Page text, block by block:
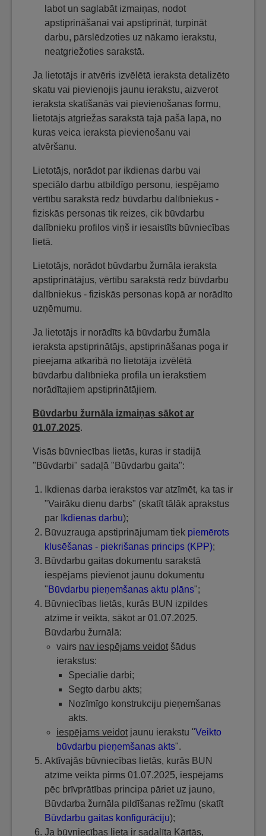
labot un saglabāt izmaiņas, nodot
apstiprināšanai vai apstiprināt, turpināt
darbu, pārslēdzoties uz nākamo ierakstu,
neatgriežoties sarakstā.
Ja lietotājs ir atvēris izvēlētā ieraksta detalizēto
skatu vai pievienojis jaunu ierakstu, aizverot
ieraksta skatīšanās vai pievienošanas formu,
lietotājs atgriežas sarakstā tajā pašā lapā, no
kuras veica ieraksta pievienošanu vai
atvēršanu.
Lietotājs, norādot par ikdienas darbu vai
speciālo darbu atbildīgo personu, iespējamo
vērtību sarakstā redz būvdarbu dalībniekus -
fiziskās personas tik reizes, cik būvdarbu
dalībnieku profilos viņš ir iesaistīts būvniecības
lietā.
Lietotājs, norādot būvdarbu žurnāla ieraksta
apstiprinātājus, vērtību sarakstā redz būvdarbu
dalībniekus - fiziskās personas kopā ar norādīto
uzņēmumu.
Ja lietotājs ir norādīts kā būvdarbu žurnāla
ieraksta apstiprinātājs, apstiprināšanas poga ir
pieejama atkarībā no lietotāja izvēlētā
būvdarbu dalībnieka profila un ierakstiem
norādītajiem apstiprinātājiem.
Būvdarbu žurnāla izmaiņas sākot ar
01.07.2025.
Visās būvniecības lietās, kuras ir stadijā
"Būvdarbi" sadaļā "Būvdarbu gaita":
Ikdienas darba ierakstos var atzīmēt, ka tas ir
"Vairāku dienu darbs" (skatīt tālāk aprakstus
par Ikdienas darbu);
Būvuzrauga apstiprinājumam tiek piemērots
klusēšanas - piekrišanas princips (KPP);
Būvdarbu gaitas dokumentu sarakstā
iespējams pievienot jaunu dokumentu
" Būvdarbu pieņemšanas aktu plāns";
Būvniecības lietās, kurās BUN izpildes
atzīme ir veikta, sākot ar 01.07.2025.
Būvdarbu žurnālā:
vairs nav iespējams veidot šādus
ierakstus:
Speciālie darbi;
Segto darbu akts;
Nozīmīgo konstrukciju pieņemšanas
akts.
iespējams veidot jaunu ierakstu "Veikto
būvdarbu pieņemšanas akts".
Aktīvajās būvniecības lietās, kurās BUN
atzīme veikta pirms 01.07.2025, iespējams
pēc brīvprātības principa pāriet uz jauno,
Būvdarba žurnāla pildīšanas režīmu (skatīt
Būvdarbu gaitas konfigurāciju);
Ja būvniecības lieta ir sadalīta Kārtās,